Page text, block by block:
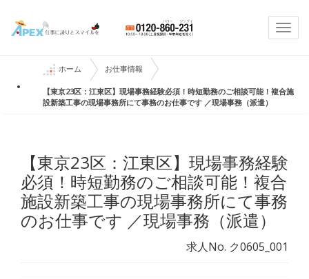
ホーム お仕事情報
【東京23区：江東区】現場事務経験必須！時短勤務のご相談可能！複合施
設新築工事の現場事務所にて事務のお仕事です ／現場事務（派遣）
【東京23区：江東区】現場事務経験
必須！時短勤務のご相談可能！複合
施設新築工事の現場事務所にて事務
のお仕事です ／現場事務（派遣）
求人No. ク0605_001